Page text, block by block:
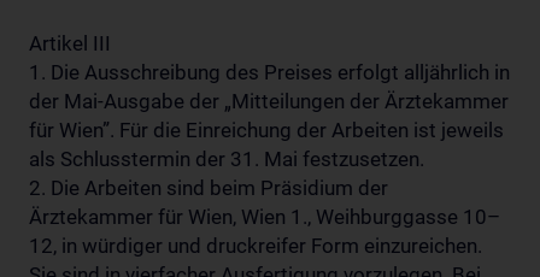
Artikel III
1. Die Ausschreibung des Preises erfolgt alljährlich in
der Mai-Ausgabe der „Mitteilungen der Ärztekammer
für Wien”. Für die Einreichung der Arbeiten ist jeweils
als Schlusstermin der 31. Mai festzusetzen.
2. Die Arbeiten sind beim Präsidium der
Ärztekammer für Wien, Wien 1., Weihburggasse 10–
12, in würdiger und druckreifer Form einzureichen.